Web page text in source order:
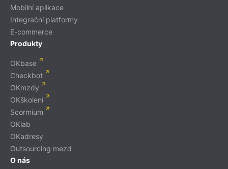
Mobilní aplikace
Integrační platformy
E-commerce
Produkty
OKbase
Checkbot
OKmzdy
OKškolení
Scormium
OKlab
OKadresy
Outsourcing mezd
O nás